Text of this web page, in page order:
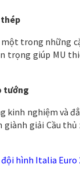
thép
trong những
trọng giúp MU
tướng
kinh nghiệm và
giải Cầu thủ
hình Italia Euro